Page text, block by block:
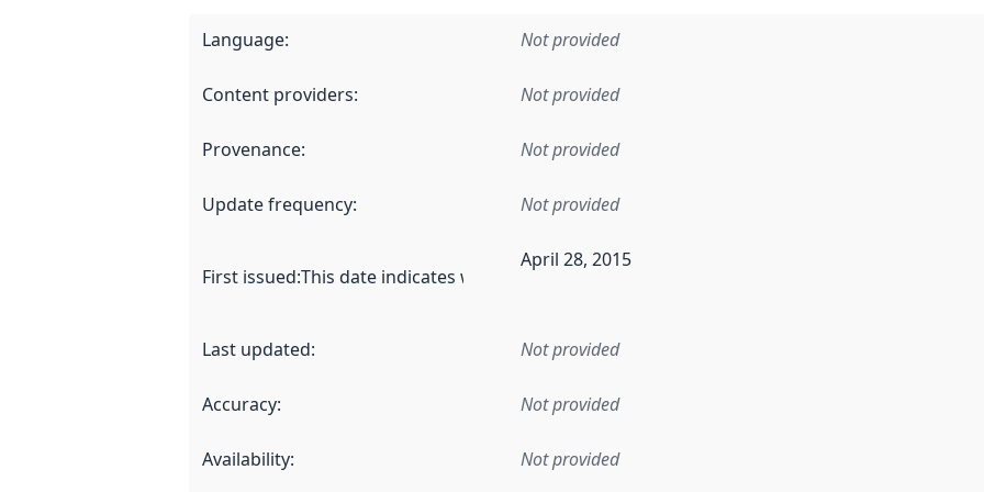
Language: Not provided
Content providers: Not provided
Provenance: Not provided
Update frequency: Not provided
First issued:This date indicates when the data in this dataset was first released. It may have
April 28, 2015
Last updated: Not provided
Accuracy: Not provided
Availability: Not provided